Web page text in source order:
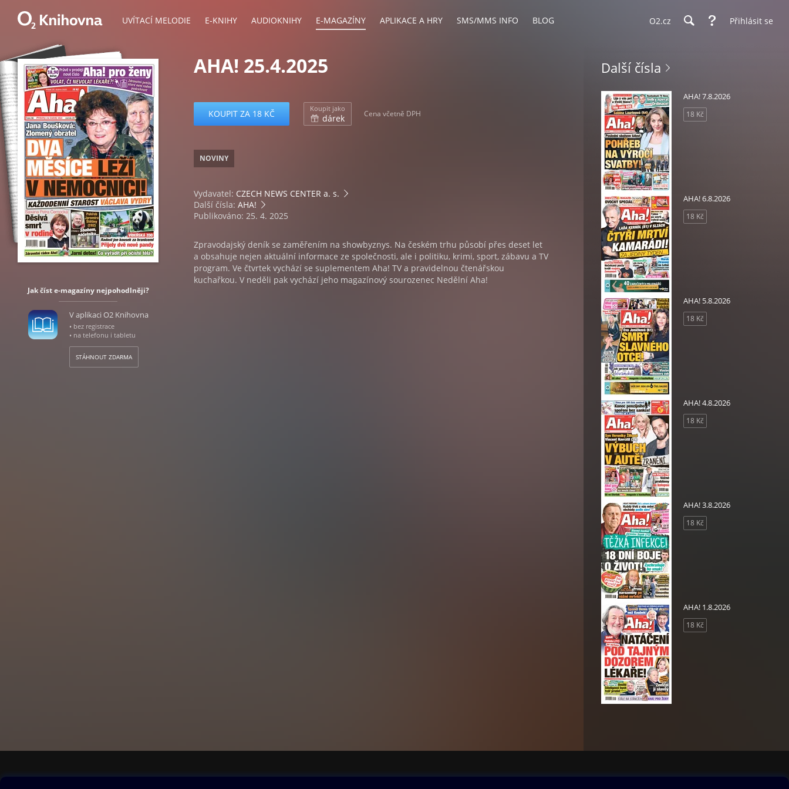
UVÍTACÍ MELODIE E-KNIHY AUDIOKNIHY E-MAGAZÍNY APLIKACE A HRY SMS/MMS INFO BLOG O2.cz Přihlásit se
Jak číst e-magazíny nejpohodlněji?
V aplikaci O2 Knihovna
• bez registrace
• na telefonu i tabletu
STÁHNOUT ZDARMA
AHA! 25.4.2025
KOUPIT ZA 18 KČ Koupit jako
dárek Cena včetně DPH
NOVINY
Vydavatel: CZECH NEWS CENTER a. s.
Další čísla: AHA!
Publikováno: 25. 4. 2025
Zpravodajský deník se zaměřením na showbyznys. Na českém trhu působí přes deset let
a obsahuje nejen aktuální informace ze společnosti, ale i politiku, krimi, sport, zábavu a TV
program. Ve čtvrtek vychází se suplementem Aha! TV a pravidelnou čtenářskou
kuchařkou. V neděli pak vychází jeho magazínový sourozenec Nedělní Aha!
Další čísla
AHA! 7.8.2026
18 Kč
AHA! 6.8.2026
18 Kč
AHA! 5.8.2026
18 Kč
AHA! 4.8.2026
18 Kč
AHA! 3.8.2026
18 Kč
AHA! 1.8.2026
18 Kč